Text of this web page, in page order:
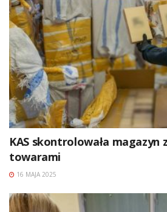
KAS skontrolowała magazyn
towarami
16 MAJA 2025